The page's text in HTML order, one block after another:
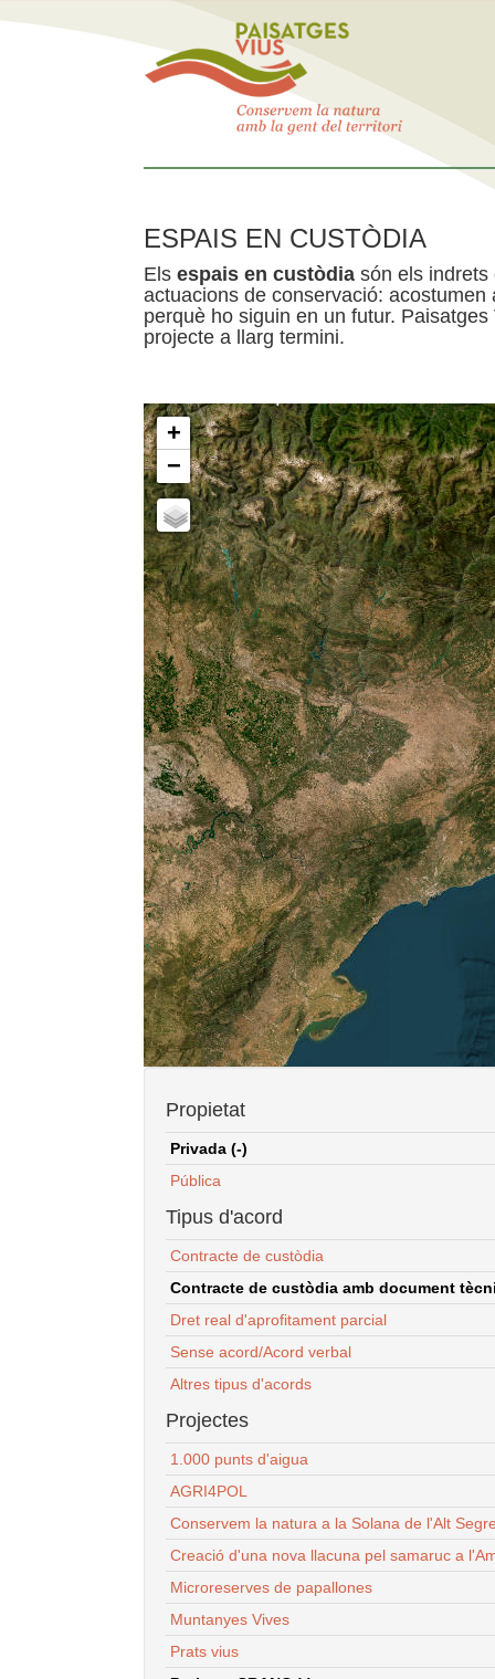
ESPAIS EN CUSTÒDIA
Els espais en custòdia són els indrets
actuacions de conservació:
perquè ho siguin en un futur.
projecte a llarg termini.
+
−
Propietat
Privada (-)
Pública
Tipus d'acord
Contracte de custòdia
Contracte de custòdia amb document
Dret real d'aprofitament parcial
Sense acord/Acord verbal
Altres tipus d'acords
Projectes
1.000 punts d'aigua
AGRI4POL
Conservem la natura a la Solana de l'Alt
Creació d'una nova llacuna pel samaruc a
Microreserves de papallones
Muntanyes Vives
Prats vius